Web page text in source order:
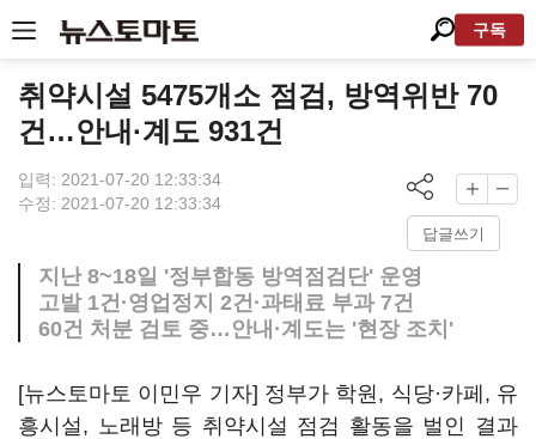
구독
취약시설 5475개소 점검, 방역위반 70
건…안내·계도 931건
입력: 2021-07-20 12:33:34
수정: 2021-07-20 12:33:34
답글쓰기
지난 8~18일 '정부합동 방역점검단' 운영
고발 1건·영업정지 2건·과태료 부과 7건
60건 처분 검토 중…안내·계도는 '현장 조치'
[뉴스토마토 이민우 기자] 정부가 학원, 식당·카페, 유
흥시설, 노래방 등 취약시설 점검 활동을 벌인 결과